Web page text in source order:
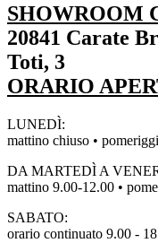
SHOWROOM
20841 Carate
Toti, 3
ORARIO
LUNEDÌ:
mattino chiuso •
DA MARTEDÌ A
mattino 9.00-12.00 •
SABATO:
orario continuato 9.00 -